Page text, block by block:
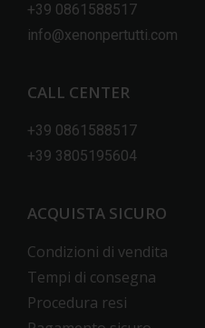
+39 0861588517
info@xenonpertutti.com
CALL CENTER
+39 0861588517
+39 3805195604
ACQUISTA SICURO
Condizioni di vendita
Tempi di consegna
Procedura resi